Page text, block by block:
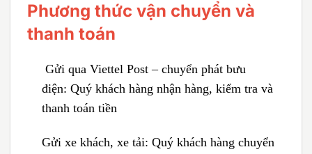
Phương thức vận chuyển và
thanh toán
Gửi qua Viettel Post – chuyển phát bưu
điện: Quý khách hàng nhận hàng, kiểm tra và
thanh toán tiền
Gửi xe khách, xe tải: Quý khách hàng chuyển